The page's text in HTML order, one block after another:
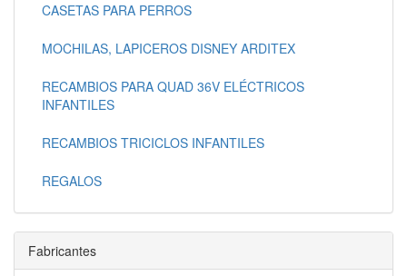
CASETAS PARA PERROS
MOCHILAS, LAPICEROS DISNEY ARDITEX
RECAMBIOS PARA QUAD 36V ELÉCTRICOS
INFANTILES
RECAMBIOS TRICICLOS INFANTILES
REGALOS
Fabricantes